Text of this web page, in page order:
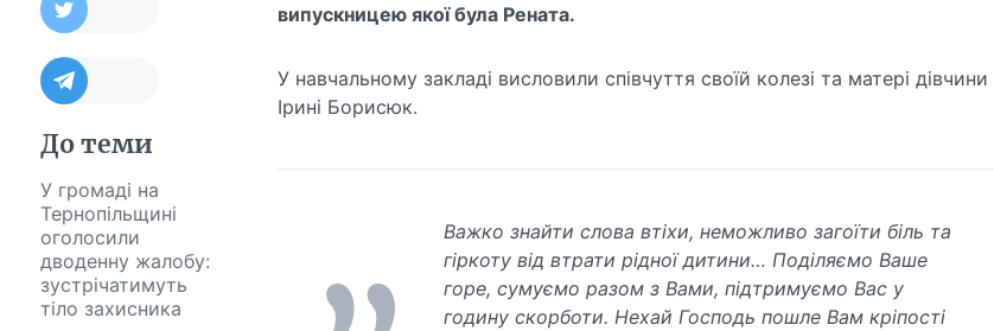
До теми
У громаді на
Тернопільщині
оголосили
дводенну жалобу:
зустрічатимуть
тіло захисника
випускницею якої була Рената.
У навчальному закладі висловили співчуття своїй колезі та матері дівчини
Ірині Борисюк.
Важко знайти слова втіхи, неможливо загоїти біль та
гіркоту від втрати рідної дитини… Поділяємо Ваше
горе, сумуємо разом з Вами, підтримуємо Вас у
годину скорботи. Нехай Господь пошле Вам кріпості